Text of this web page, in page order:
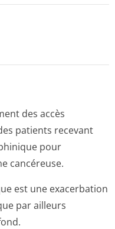
des accès
patients recevant
pour
cancéreuse.
est une exacerbation
par ailleurs